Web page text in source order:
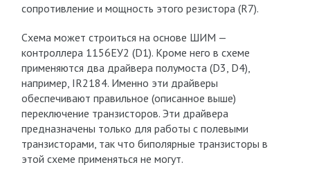
сопротивление и мощность этого резистора (R7).
Схема может строиться на основе ШИМ —
контроллера 1156ЕУ2 (D1). Кроме него в схеме
применяются два драйвера полумоста (D3, D4),
например, IR2184. Именно эти драйверы
обеспечивают правильное (описанное выше)
переключение транзисторов. Эти драйвера
предназначены только для работы с полевыми
транзисторами, так что биполярные транзисторы в
этой схеме применяться не могут.